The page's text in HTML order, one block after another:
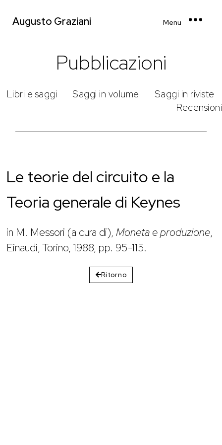
Augusto Graziani Menu
Pubblicazioni
Libri e saggi Saggi in volume
Saggi in riviste
Recensioni
Le teorie del circuito e la
Teoria generale di Keynes
in M. Messori (a cura di),Moneta e produzione,
Einaudi, Torino, 1988, pp. 95-115.
Ritorno